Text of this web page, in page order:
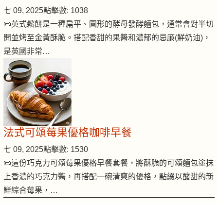
七 09, 2025點擊數: 1038
📜英式鬆餅是一種扁平、圓形的酵母發酵麵包，通常會對半切
開並烤至金黃酥脆。搭配香甜的果醬和濃郁的忌廉(鮮奶油)，
是英國非常…
法式可頌莓果優格咖啡早餐
七 09, 2025點擊數: 1530
📜這份巧克力可頌莓果優格早餐套餐，將酥脆的可頌麵包塗抹
上香濃的巧克力醬，再搭配一碗清爽的優格，點綴以酸甜的新
鮮綜合莓果，…